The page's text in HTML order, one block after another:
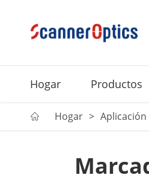
Hogar Productos
 Hogar Aplicación